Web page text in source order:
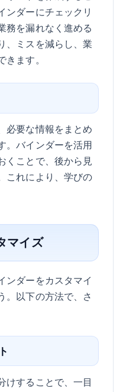
ンダーにチェックリ
務を漏れなく進める
、ミスを減らし、業
ます。
必要な情報をまとめ
。バインダーを活用
くことで、後から見
これにより、学びの
マイズ
ンダーをカスタマイ
。以下の方法で、さ
けすることで、一目